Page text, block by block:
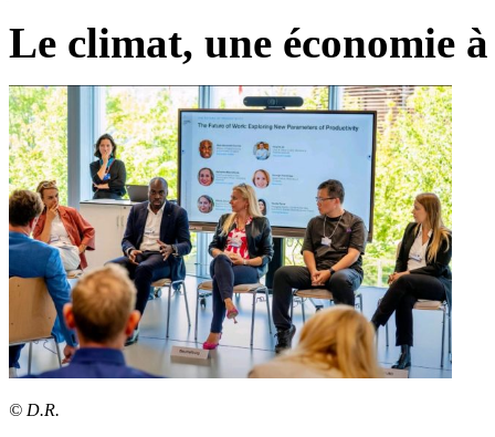
Le climat, une économie
© D.R.